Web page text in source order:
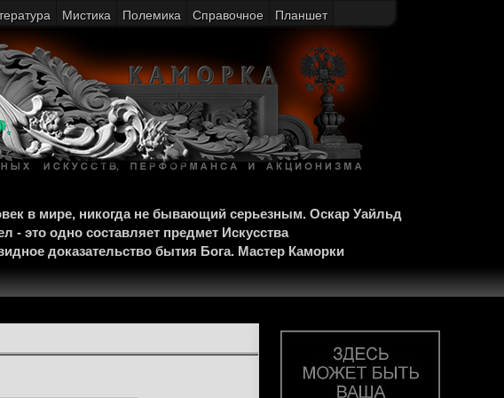
в мире, никогда не бывающий серьезным. Оскар Уайльд
это одно составляет предмет Искусства
доказательство бытия Бога. Мастер Каморки
Мистика Полемика Справочное Планшет